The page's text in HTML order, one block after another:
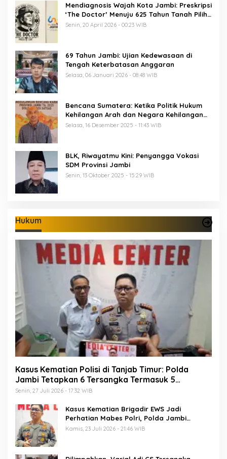
Mendiagnosis Wajah Kota Jambi: Preskripsi
‘The Doctor’ Menuju 625 Tahun Tanah Pilih
Pusako Batuah
Senin, 20 April 2026 - 00:23 WIB
69 Tahun Jambi: Ujian Kedewasaan di
Tengah Keterbatasan Anggaran
Selasa, 06 Januari 2026 - 08:48 WIB
Bencana Sumatera: Ketika Politik Hukum
Kehilangan Arah dan Negara Kehilangan
Keberanian
Selasa, 16 Desember 2025 - 11:43 WIB
BLK, Riwayatmu Kini: Penyangga Vokasi
SDM Provinsi Jambi
Senin, 13 Oktober 2025 - 15:29 WIB
Hukum
Kasus Kematian Polisi di Tanjab Timur: Polda
Jambi Tetapkan 6 Tersangka Termasuk 5
Anggota Polri
Senin, 27 Juli 2026 - 17:32 WIB
Kasus Kematian Brigadir EWS Jadi
Perhatian Mabes Polri, Polda Jambi
Periksa 18 Saksi
Kamis, 23 Juli 2026 - 21:46 WIB